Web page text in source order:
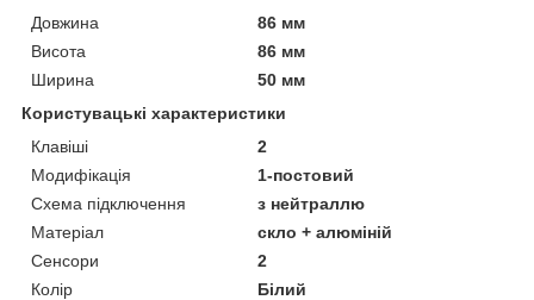
Довжина
86 мм
Висота
86 мм
Ширина
50 мм
Користувацькі характеристики
Клавіші
2
Модифікація
1-постовий
Схема підключення
з нейтраллю
Матеріал
скло + алюміній
Сенсори
2
Колір
Білий